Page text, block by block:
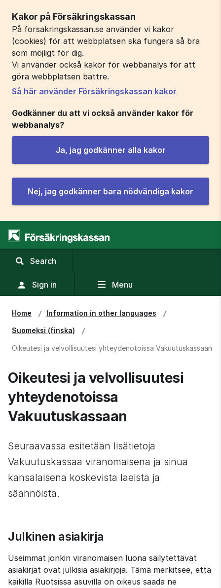
Kakor på Försäkringskassan
På forsakringskassan.se använder vi kakor
(cookies) för att webbplatsen ska fungera så bra
som möjligt för dig.
Vi använder också kakor för webbanalys för att
göra webbplatsen bättre.
Så här använder Försäkringskassan kakor
Godkänner du att vi också använder kakor för
webbanalys?
Ja, jag godkänner alla kakor
Nej, jag godkänner bara nödvändiga kakor
Search
search
field
Sign in Menu
Home Information in other languages
Suomeksi (finska)
Oikeutesi ja velvollisuutesi yhteydenotoissa Vakuutuskassaan
Oikeutesi ja velvollisuutesi
yhteydenotoissa
Vakuutuskassaan
Seuraavassa esitetään lisätietoja
Vakuutuskassaa viranomaisena ja sinua
kansalaisena koskevista laeista ja
säännöistä.
Julkinen asiakirja
Useimmat jonkin viranomaisen luona säilytettävät
asiakirjat ovat julkisia asiakirjoja. Tämä merkitsee, että
kaikilla Ruotsissa asuvilla on oikeus saada ne